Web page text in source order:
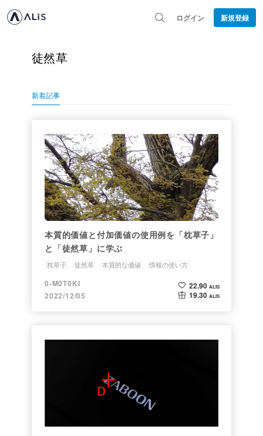
ログイン 新規登録
徒然草
新着記事
本質的価値と付加価値の使用例を「枕草子」
と「徒然草」に学ぶ
枕草子 徒然草 本質的な価値
情報の使い方
人文科学を使う
0-M0T0KI
2022/12/05
22.90 ALIS
19.30 ALIS